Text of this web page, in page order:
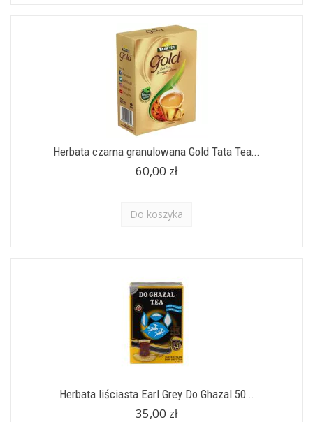
Herbata czarna granulowana Gold Tata Tea...
60,00 zł
Do koszyka
Herbata liściasta Earl Grey Do Ghazal 50...
35,00 zł